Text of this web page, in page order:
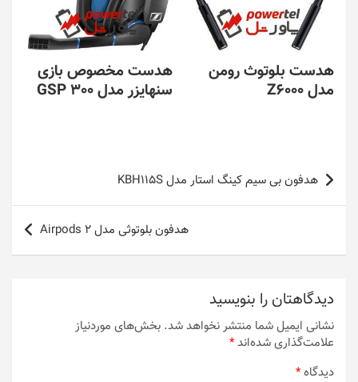
هدست بلوتوث رومن
مدل Z6000
هدست مخصوص بازی
سنهایزر مدل GSP 300
راهبری
نوشته
هدفون بی سیم کینگ استار مدل KBH115S
هدفون بلوتوثی مدل Airpods 2
دیدگاهتان را بنویسید
نشانی ایمیل شما منتشر نخواهد شد. بخش‌های موردنیاز
علامت‌گذاری شده‌اند*
دیدگاه*